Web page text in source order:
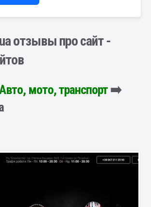
отзывы про сайт -
мото, транспорт➡️